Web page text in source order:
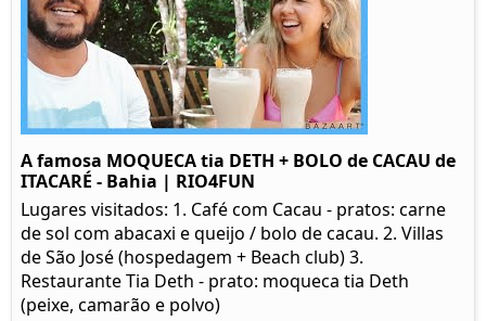
A famosa MOQUECA tia DETH + BOLO de CACAU de
ITACARÉ - Bahia | RIO4FUN
Lugares visitados: 1. Café com Cacau - pratos: carne
de sol com abacaxi e queijo / bolo de cacau. 2. Villas
de São José (hospedagem + Beach club) 3.
Restaurante Tia Deth - prato: moqueca tia Deth
(peixe, camarão e polvo)